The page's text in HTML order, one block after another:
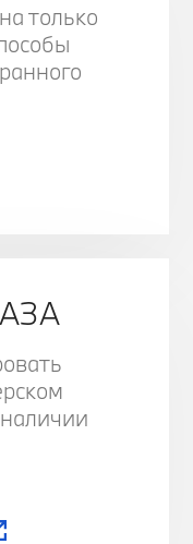
только